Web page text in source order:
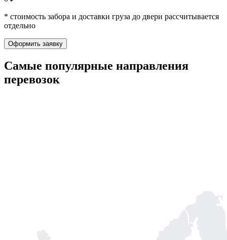
* стоимость забора и доставки груза до двери рассчитывается
отдельно
Оформить заявку
Самые популярные направления
перевозок